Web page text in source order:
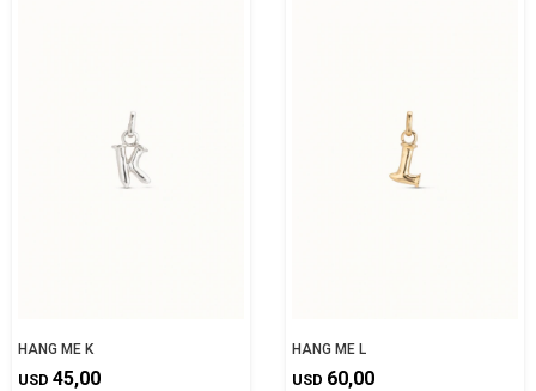
HANG ME K
USD 45,00
HANG ME L
USD 60,00